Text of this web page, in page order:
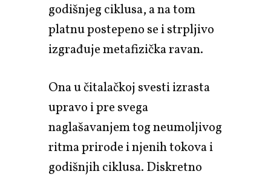
godišnjeg ciklusa, a na tom
platnu postepeno se i strpljivo
izgrađuje metafizička ravan.
Ona u čitalačkoj svesti izrasta
upravo i pre svega
naglašavanjem tog neumoljivog
ritma prirode i njenih tokova i
godišnjih ciklusa. Diskretno